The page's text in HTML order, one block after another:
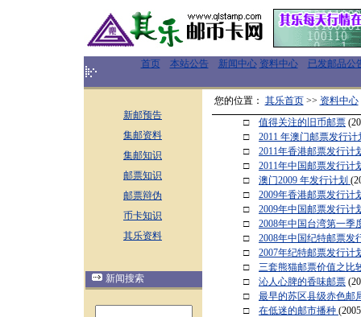
首页 本站公告 新闻中心 资料中心 已发邮品公
新邮预告
集邮资料
集邮知识
邮票知识
邮票辩伪
币卡知识
其乐资料
新闻搜索
您的位置： 其乐首页>> 资料中心
□ 值得关注的旧币邮票
□ 2011 年澳门邮票发行计
□ 2011年香港邮票发行计
□ 2011年中国邮票发行计
□ 澳门2009 年发行计划
□ 2009年香港邮票发行计
□ 2009年中国邮票发行计
□ 2008年中国台湾第一季
□ 2008年中国纪特邮票发
□ 2007年纪特邮票发行计
□ 三套熊猫邮票价值之比
□ 沁人心脾的香味邮票
□ 最早的苏区县级赤色邮
□ 在低迷的邮市播种